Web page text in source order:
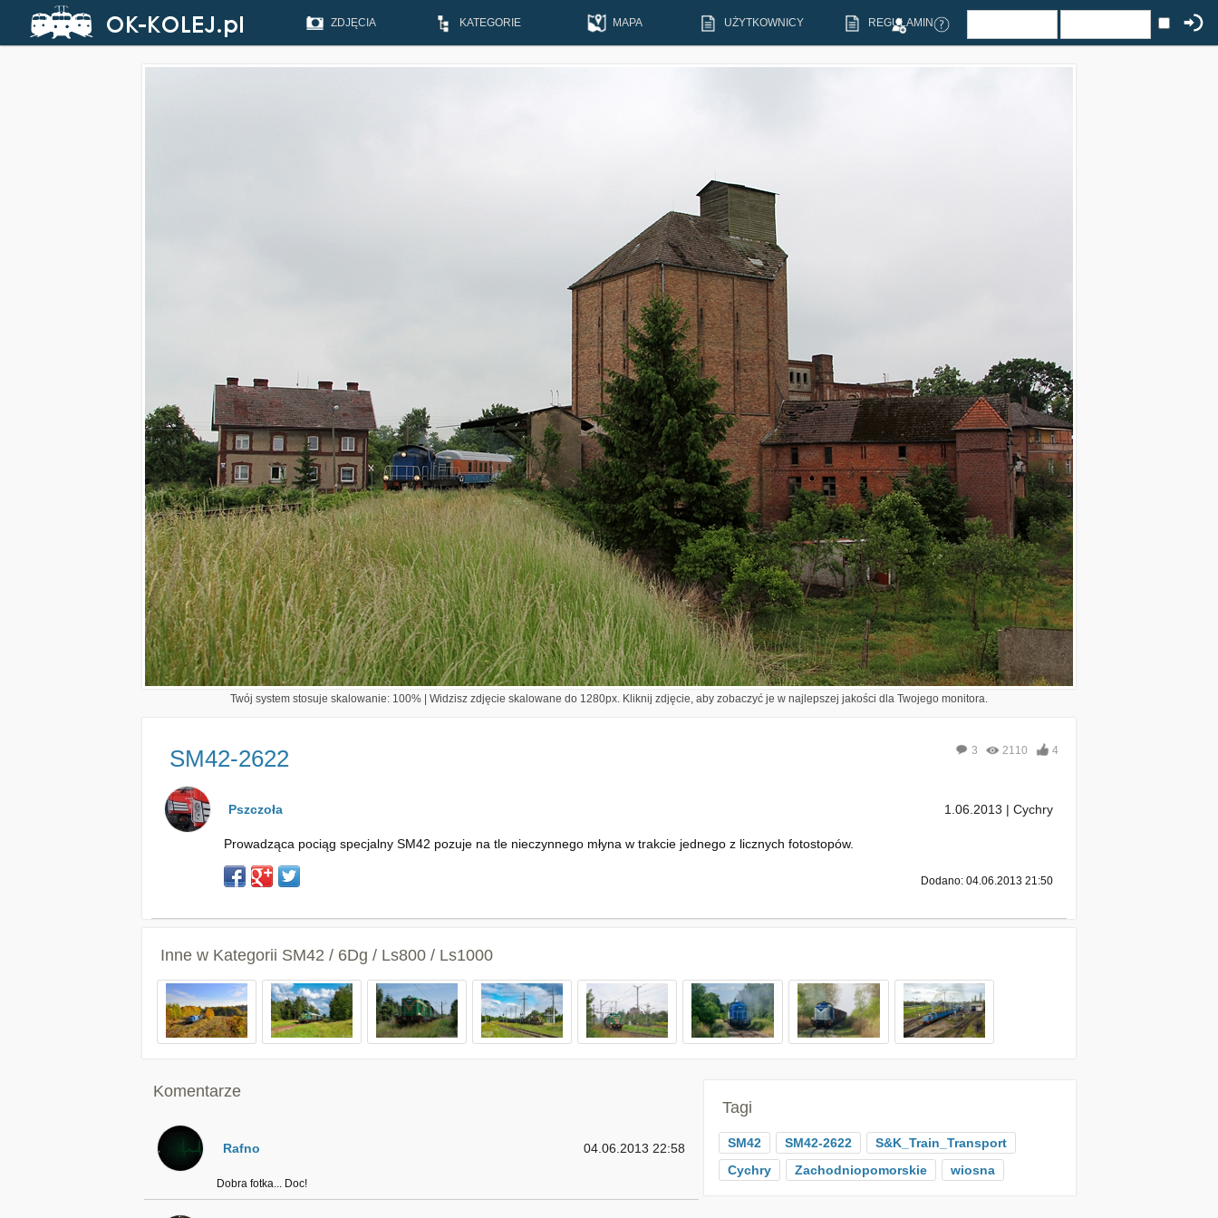
ZDJĘCIA KATEGORIE MAPA UŻYTKOWNICY REGULAMIN
Twój system stosuje skalowanie: 100% | Widzisz zdjęcie skalowane do 1280px. Kliknij zdjęcie, aby zobaczyć je w najlepszej jakości dla Twojego monitora.
SM42-2622 3 2110 4
Pszczoła 1.06.2013 | Cychry
Prowadząca pociąg specjalny SM42 pozuje na tle nieczynnego młyna w trakcie jednego z licznych fotostopów.
Dodano: 04.06.2013 21:50
Inne w Kategorii SM42 / 6Dg / Ls800 / Ls1000
Komentarze
Rafno 04.06.2013 22:58
Dobra fotka... Doc!
Tagi
SM42 SM42-2622
S&K_Train_Transport
Cychry
Zachodniopomorskie wiosna